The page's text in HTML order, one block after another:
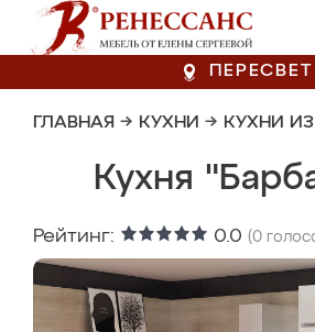
ПЕРЕСВЕТ
ГЛАВНАЯ → КУХНИ → КУХНИ
Кухня
Рейтинг: 0.0 (0